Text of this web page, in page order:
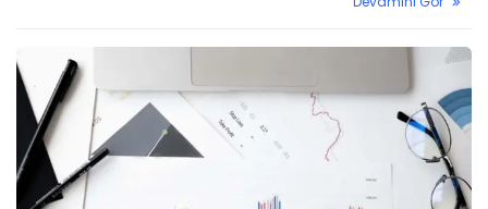
Rapora göre Borsa İstanbul genelinde yabancı payı
günlük bazda -0,08 puanlık düşüşle yüzde 36,1
seviyesine geriledi. Genel resimde sınırlı bir çıkış
görülse de hisse bazlı hareketlerde bazı şirketlere
yönelik istikrarlı yabancı ilgisi dikkat çekti.